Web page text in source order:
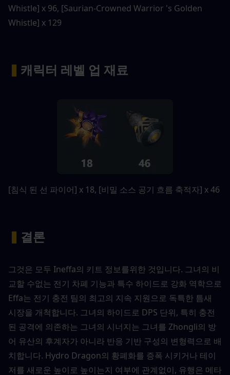
Whistle] x 96, [Saurian-Crowned Warrior 's Golden
Whistle] x 129
▍ 캐릭터 레벨 업 재료
[침식 된 선 파이어] x 18, [비밀 소스 공기 흐름 축적자] x 46
▍ 결론
그것은 모두 Ineffa의 키트 정보를위한 것입니다. 그녀의 비
교할 수없는 전기 차폐 기능과 특수 하이드로 강화 역학으로
Effa는 전기 충전 팀의 최고의 지속 지원으로 독특한 틈새
시장을 개척합니다. 그녀의 하이드로 DPS 단위, 특히 충전
된 공격에 의존하는 그녀의 시너지는 그녀를 Zhongli의 방
어 유산의 후계자가 아니라 반응 기반 구성의 변형력으로 배
치합니다. Hydro Dragon의 황폐화를 증폭 시키거나 테이
저를 새로운 높이로 높이는지 여부에 관계없이, 유행은 메타